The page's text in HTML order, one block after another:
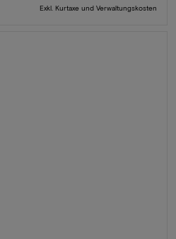
Exkl. Kurtaxe und Verwaltungskosten